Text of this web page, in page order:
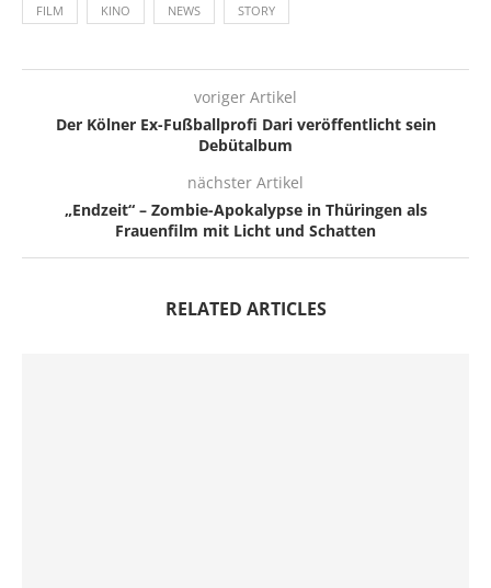
FILM KINO NEWS STORY
voriger Artikel
Der Kölner Ex-Fußballprofi Dari veröffentlicht sein
Debütalbum
nächster Artikel
„Endzeit“ – Zombie-Apokalypse in Thüringen als
Frauenfilm mit Licht und Schatten
RELATED ARTICLES